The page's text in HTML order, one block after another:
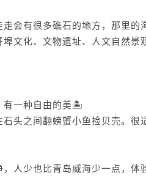
会有很多礁石的地方，那里的
文化、文物遗址、人文自然景
有一种自由的美🏝️
头之间翻螃蟹小鱼捡贝壳。很
人少也比青岛威海少一点，体